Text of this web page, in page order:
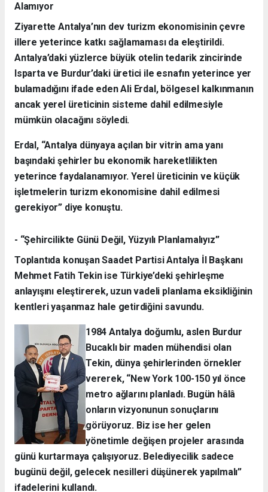
Alamıyor
Ziyarette Antalya’nın dev turizm ekonomisinin çevre
illere yeterince katkı sağlamaması da eleştirildi.
Antalya’daki yüzlerce büyük otelin tedarik zincirinde
Isparta ve Burdur’daki üretici ile esnafın yeterince yer
bulamadığını ifade eden Ali Erdal, bölgesel kalkınmanın
ancak yerel üreticinin sisteme dahil edilmesiyle
mümkün olacağını söyledi.
Erdal, “Antalya dünyaya açılan bir vitrin ama yanı
başındaki şehirler bu ekonomik hareketlilikten
yeterince faydalanamıyor. Yerel üreticinin ve küçük
işletmelerin turizm ekonomisine dahil edilmesi
gerekiyor” diye konuştu.
- “Şehircilikte Günü Değil, Yüzyılı Planlamalıyız”
Toplantıda konuşan Saadet Partisi Antalya İl Başkanı
Mehmet Fatih Tekin ise Türkiye’deki şehirleşme
anlayışını eleştirerek, uzun vadeli planlama eksikliğinin
kentleri yaşanmaz hale getirdiğini savundu.
1984 Antalya doğumlu, aslen Burdur
Bucaklı bir maden mühendisi olan
Tekin, dünya şehirlerinden örnekler
vererek, “New York 100-150 yıl önce
metro ağlarını planladı. Bugün hâlâ
onların vizyonunun sonuçlarını
görüyoruz. Biz ise her gelen
yönetimle değişen projeler arasında
günü kurtarmaya çalışıyoruz. Belediyecilik sadece
bugünü değil, gelecek nesilleri düşünerek yapılmalı”
ifadelerini kullandı.